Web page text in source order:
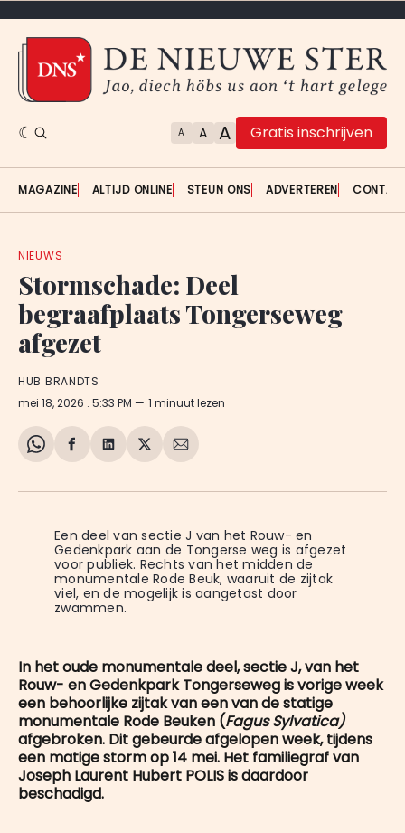
A A A Gratis inschrijven
MAGAZINE ALTIJD ONLINE STEUN ONS ADVERTEREN
NIEUWS
Stormschade: Deel
begraafplaats Tongerseweg
afgezet
HUB BRANDTS
mei 18, 2026 . 5:33 PM 1 minuut lezen
Share
WhatsApp
Delen
Facebook
Delen
LinkedIn
Share
X
Deel
E-
Een deel van sectie J van het Rouw- en
Gedenkpark aan de Tongerse weg is afgezet
voor publiek. Rechts van het midden de
monumentale Rode Beuk, waaruit de zijtak
viel, en de mogelijk is aangetast door
zwammen.
In het oude monumentale deel, sectie J, van het
Rouw- en Gedenkpark Tongerseweg is vorige week
een behoorlijke zijtak van een van de statige
monumentale Rode Beuken (Fagus Sylvatica)
afgebroken. Dit gebeurde afgelopen week, tijdens
een matige storm op 14 mei. Het familiegraf van
Joseph Laurent Hubert POLIS is daardoor
beschadigd.